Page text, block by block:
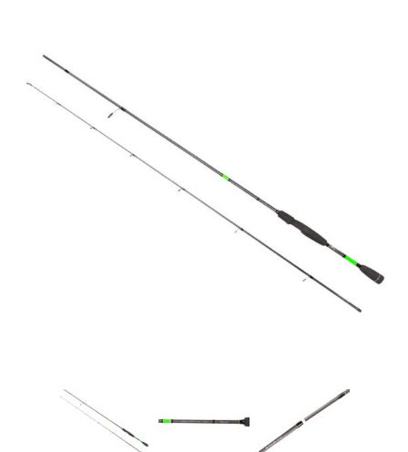
Товары для рыбалки
Аксессуары для лодок
Поиск